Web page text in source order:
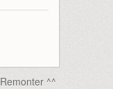
Remonter ^^